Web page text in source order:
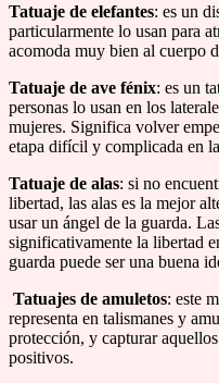
Tatuaje de elefantes: es un
particularmente lo usan para
acomoda muy bien al cuerpo
Tatuaje de ave fénix: es un
personas lo usan en los
mujeres. Significa volver
etapa difícil y complicada en
Tatuaje de alas: si no
libertad, las alas es la mejor
usar un ángel de la guarda.
significativamente la libertad
guarda puede ser una buena
Tatuajes de amuletos: este
representa en talismanes y
protección, y capturar
positivos.